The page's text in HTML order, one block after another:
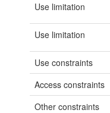
Use limitation
Use limitation
Use constraints
Access constraints
Other constraints